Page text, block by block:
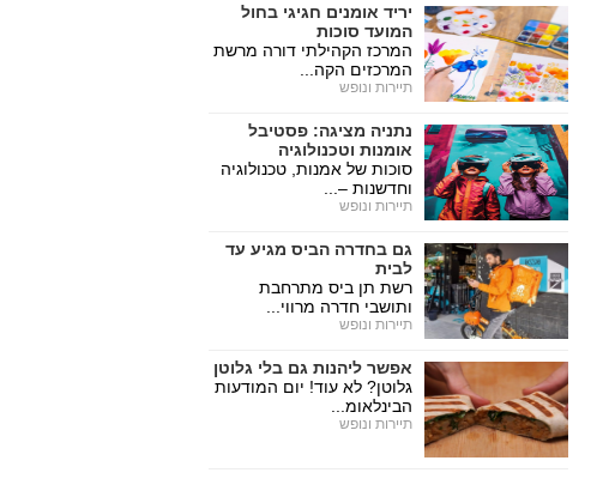
יריד אומנים חגיגי בחול
המועד סוכות
המרכז הקהילתי דורה מרשת
המרכזים הקה...
תיירות ונופש
נתניה מציגה: פסטיבל
אומנות וטכנולוגיה
סוכות של אמנות, טכנולוגיה
וחדשנות –...
תיירות ונופש
גם בחדרה הביס מגיע עד
לבית
רשת תן ביס מתרחבת
ותושבי חדרה מרווי...
תיירות ונופש
אפשר ליהנות גם בלי גלוטן
גלוטן? לא עוד! יום המודעות
הבינלאומ...
תיירות ונופש